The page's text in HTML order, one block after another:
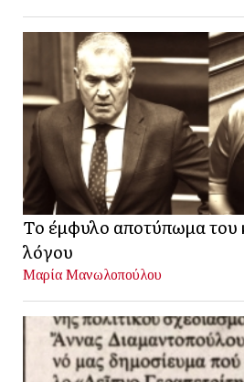
Το έμφυλο αποτύπωμα του
λόγου
Μαρία Μανωλοπούλου